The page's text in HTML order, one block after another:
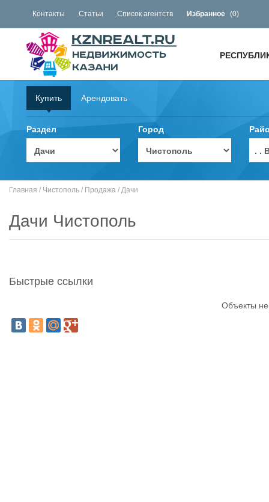
Контакты Статьи Список агентств Избранное (0)
Купить Арендовать
Раздел Город
. .
Главная / Чистополь / Продажа / Дачи
Дачи Чистополь
Быстрые ссылки
Объекты